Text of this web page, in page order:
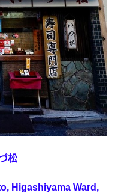
松
Higashiyama Ward,